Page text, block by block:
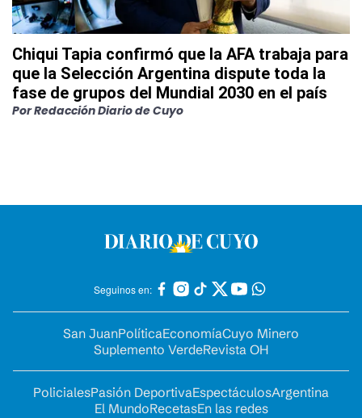
Chiqui Tapia confirmó que la AFA trabaja para
que la Selección Argentina dispute toda la
fase de grupos del Mundial 2030 en el país
PorRedacción Diario de Cuyo
Seguinos en:
San JuanPolíticaEconomíaCuyo Minero
Suplemento VerdeRevista OH
PolicialesPasión DeportivaEspectáculosArgentina
El MundoRecetasEn las redes